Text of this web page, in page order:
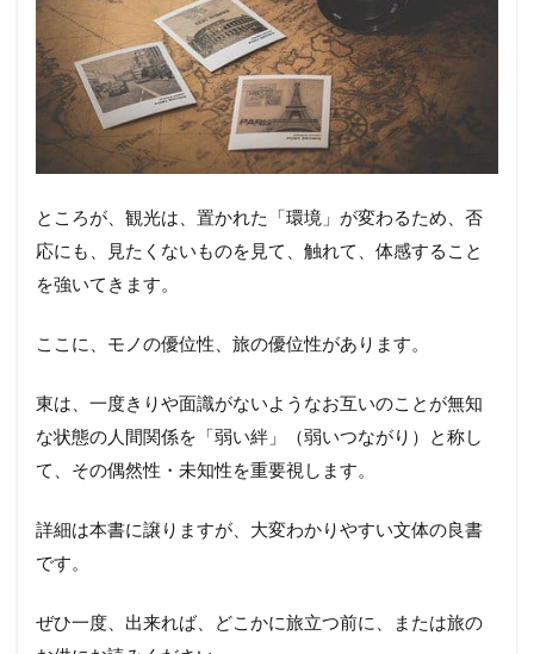
ところが、観光は、置かれた「環境」が変わるため、否
応にも、見たくないものを見て、触れて、体感すること
を強いてきます。
ここに、モノの優位性、旅の優位性があります。
東は、一度きりや面識がないようなお互いのことが無知
な状態の人間関係を「弱い絆」（弱いつながり）と称し
て、その偶然性・未知性を重要視します。
詳細は本書に譲りますが、大変わかりやすい文体の良書
です。
ぜひ一度、出来れば、どこかに旅立つ前に、または旅の